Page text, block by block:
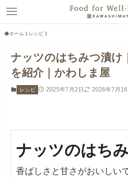
ホーム レシピ
ナッツのはちみつ漬け
を紹介｜かわしま屋
レシピ 2025年7月2日 2026年7月16
ナッツのはち
香ばしさと甘さがおいしい